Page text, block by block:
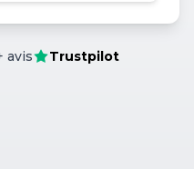
avis Trustpilot